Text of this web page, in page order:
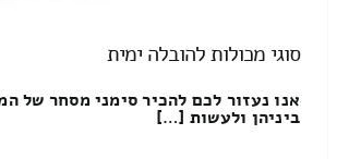
סוגי מכולות להובלה ימית
אנו נעזור לכם להכיר סימני מסחר של
ביניהן ולעשות […]